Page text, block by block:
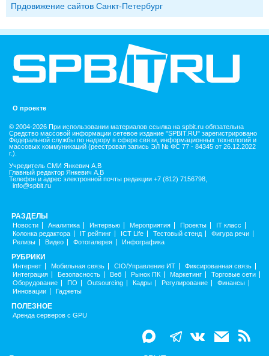
Прдовижение сайтов Санкт-Петербург
О проекте
© 2004-2026 При использовании материалов ссылка на spbit.ru обязательна
Средство массовой информации сетевое издание "SPBIT.RU" зарегистрировано
Федеральной службы по надзору в сфере связи, информационных технологий и
массовых коммуникаций (реестровая запись ЭЛ № ФС 77 - 84345 от 26.12.2022
г.).
Учредитель СМИ Янкевич А.В
Главный редактор Янкевич А.В
Телефон и адрес электронной почты редакции +7 (812) 7156798,
info@spbit.ru
РАЗДЕЛЫ
Новости Аналитика Интервью Мероприятия Проекты
IT класс
Колонка редактора
IT рейтинг ICT Life Тестовый стенд
Фигура речи
Релизы
Видео Фотогалерея Инфографика
РУБРИКИ
Интернет Мобильная связь CIO/Управление ИТ
Фиксированная связь
Интеграция
Безопасность Веб Рынок ПК Маркетинг
Торговые сети
Оборудование
ПО Outsourcing Кадры Регулирование
Финансы
Инновации
Гаджеты
ПОЛЕЗНОЕ
Аренда серверов с GPU